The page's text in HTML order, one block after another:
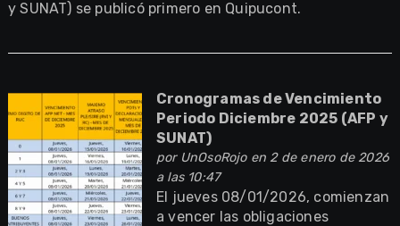
y SUNAT) se publicó primero en Quipucont.
Cronogramas de Vencimiento
Periodo Diciembre 2025 (AFP y
SUNAT)
por UnOsoRojoen 2 de enero de 2026
a las 10:47
El jueves 08/01/2026, comienzan
a vencer las obligaciones